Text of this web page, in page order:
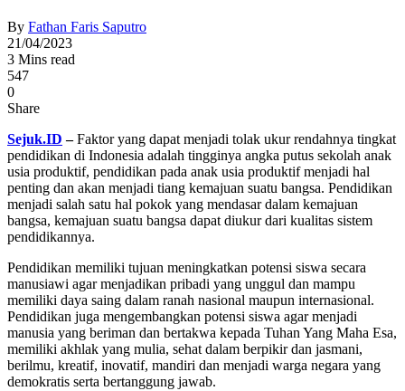
By Fathan Faris Saputro
21/04/2023
3 Mins read
547
0
Share
Sejuk.ID –Faktor yang dapat menjadi tolak ukur rendahnya tingkat
pendidikan di Indonesia adalah tingginya angka putus sekolah anak
usia produktif, pendidikan pada anak usia produktif menjadi hal
penting dan akan menjadi tiang kemajuan suatu bangsa. Pendidikan
menjadi salah satu hal pokok yang mendasar dalam kemajuan
bangsa, kemajuan suatu bangsa dapat diukur dari kualitas sistem
pendidikannya.
Pendidikan memiliki tujuan meningkatkan potensi siswa secara
manusiawi agar menjadikan pribadi yang unggul dan mampu
memiliki daya saing dalam ranah nasional maupun internasional.
Pendidikan juga mengembangkan potensi siswa agar menjadi
manusia yang beriman dan bertakwa kepada Tuhan Yang Maha Esa,
memiliki akhlak yang mulia, sehat dalam berpikir dan jasmani,
berilmu, kreatif, inovatif, mandiri dan menjadi warga negara yang
demokratis serta bertanggung jawab.